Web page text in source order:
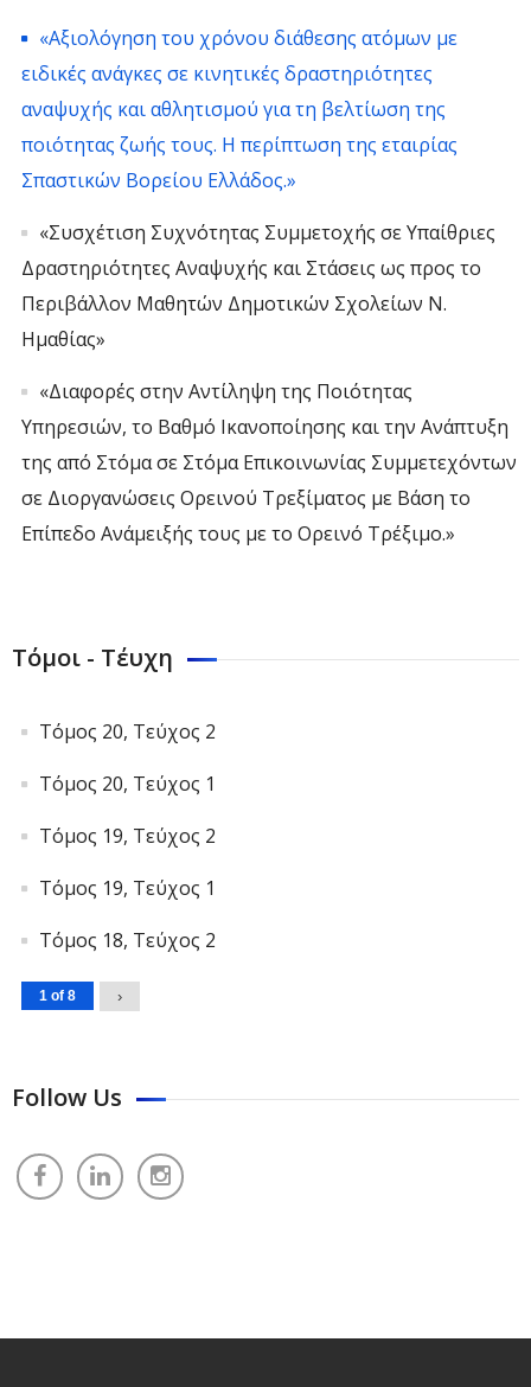
«Αξιολόγηση του χρόνου διάθεσης ατόμων με
ειδικές ανάγκες σε κινητικές δραστηριότητες
αναψυχής και αθλητισμού για τη βελτίωση της
ποιότητας ζωής τους. Η περίπτωση της εταιρίας
Σπαστικών Βορείου Ελλάδος.»
«Συσχέτιση Συχνότητας Συμμετοχής σε Υπαίθριες
Δραστηριότητες Αναψυχής και Στάσεις ως προς το
Περιβάλλον Μαθητών Δημοτικών Σχολείων Ν.
Ημαθίας»
«Διαφορές στην Αντίληψη της Ποιότητας
Υπηρεσιών, το Βαθμό Ικανοποίησης και την Ανάπτυξη
της από Στόμα σε Στόμα Επικοινωνίας Συμμετεχόντων
σε Διοργανώσεις Ορεινού Τρεξίματος με Βάση το
Επίπεδο Ανάμειξής τους με το Ορεινό Τρέξιμο.»
Τόμοι - Τέυχη
Τόμος 20, Τεύχος 2
Τόμος 20, Τεύχος 1
Τόμος 19, Τεύχος 2
Τόμος 19, Τεύχος 1
Τόμος 18, Τεύχος 2
1 of 8 ›
Follow Us